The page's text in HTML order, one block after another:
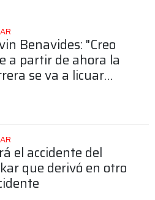
Benavides: "Creo
a partir de ahora la
se va a licuar
el accidente del
que derivó en otro